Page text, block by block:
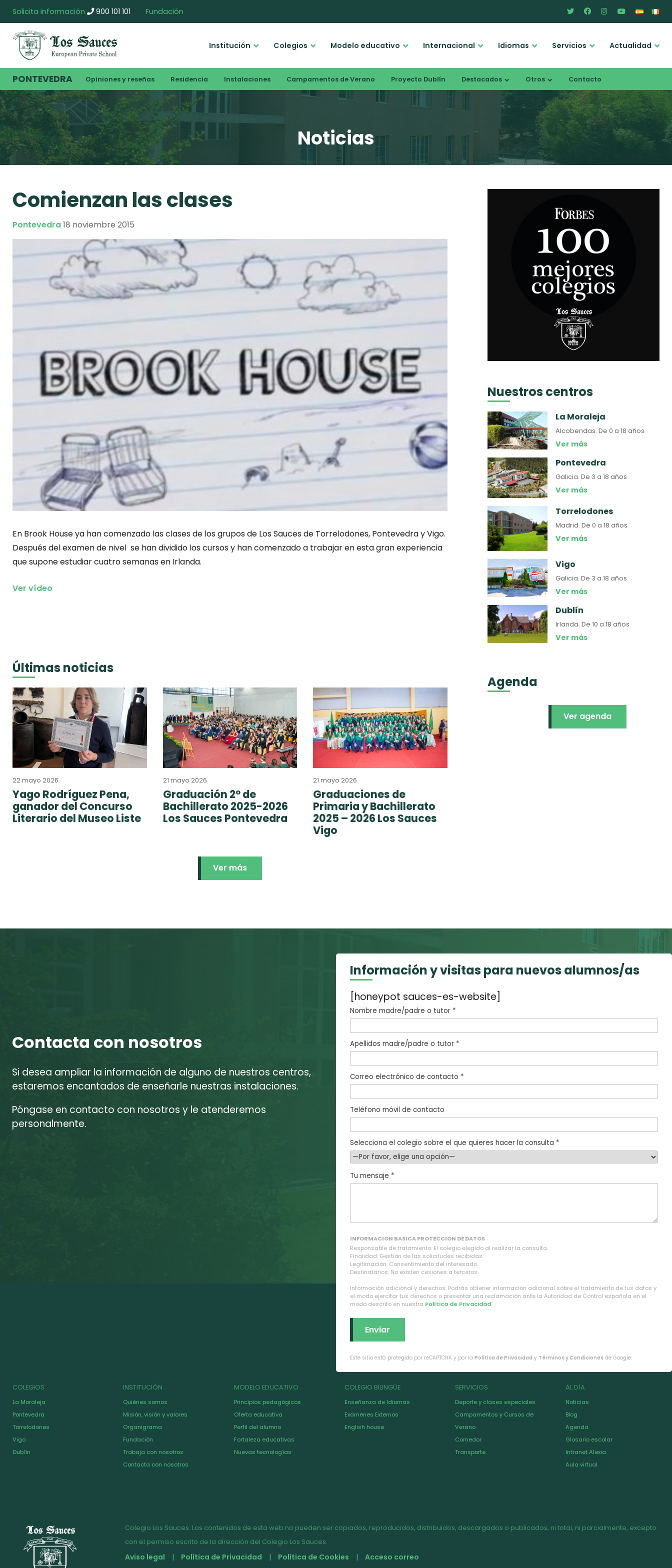
Solicita información 900 101 101 Fundación
Institución Colegios Modelo educativo Internacional Idiomas Servicios Actualidad
PONTEVEDRA Opiniones y reseñas Residencia Instalaciones Campamentos de Verano Proyecto Dublín Destacados Otros Contacto
Noticias
Comienzan las clases
Pontevedra18 noviembre 2015
En Brook House ya han comenzado las clases de los grupos de Los Sauces de Torrelodones, Pontevedra y Vigo.
Después del examen de nivel se han dividido los cursos y han comenzado a trabajar en esta gran experiencia
que supone estudiar cuatro semanas en Irlanda.
Ver vídeo
Últimas noticias
22 mayo 2026
Yago Rodríguez Pena,
ganador del Concurso
Literario del Museo Liste
21 mayo 2026
Graduación 2º de
Bachillerato 2025-2026
Los Sauces Pontevedra
21 mayo 2026
Graduaciones de
Primaria y Bachillerato
2025 – 2026 Los Sauces
Vigo
Ver más
Nuestros centros
La Moraleja
Alcobendas.De 0 a 18 años
Ver más
Pontevedra
Galicia.De 3 a 18 años
Ver más
Torrelodones
Madrid.De 0 a 18 años
Ver más
Vigo
Galicia.De 3 a 18 años
Ver más
Dublín
Irlanda.De 10 a 18 años
Ver más
Agenda
Ver agenda
Contacta con nosotros
Si desea ampliar la información de alguno de nuestros centros,
estaremos encantados de enseñarle nuestras instalaciones.
Póngase en contacto con nosotros y le atenderemos
personalmente.
Información y visitas para nuevos alumnos/as
[honeypot sauces-es-website]
Nombre madre/padre o tutor *
Apellidos madre/padre o tutor *
Correo electrónico de contacto *
Teléfono móvil de contacto
Selecciona el colegio sobre el que quieres hacer la consulta *
Tu mensaje *
INFORMACION BASICA PROTECCION DE DATOS
Responsable de tratamiento: El colegio elegido al realizar la consulta.
Finalidad: Gestión de las solicitudes recibidas.
Legitimación: Consentimiento del interesado.
Destinatarios: No existen cesiones a terceros.
Información adicional y derechos: Podrás obtener información adicional sobre el tratamiento de tus datos y
el modo ejercitar tus derechos o presentar una reclamación ante la Autoridad de Control española en el
modo descrito en nuestra Política de Privacidad.
Este sitio está protegido por reCAPTCHA y por la Política de Privacidad y Términos y Condiciones de Google.
COLEGIOS
La Moraleja
Pontevedra
Torrelodones
Vigo
Dublín
INSTITUCIÓN
Quiénes somos
Misión, visión y valores
Organigrama
Fundación
Trabaja con nosotros
Contacta con nosotros
MODELO EDUCATIVO
Principios pedagógicos
Oferta educativa
Perfil del alumno
Fortaleza educativas
Nuevas tecnologías
COLEGIO BILINGÜE
Enseñanza de Idiomas
Exámenes Externos
English house
SERVICIOS
Deporte y clases especiales
Campamentos y Cursos de
Verano
Comedor
Transporte
AL DÍA
Noticias
Blog
Agenda
Glosario escolar
Intranet Alexia
Aula virtual
Colegio Los Sauces. Los contenidos de esta web no pueden ser copiados, reproducidos, distribuidos, descargados o publicados, ni total, ni parcialmente, excepto
con el permiso escrito de la dirección del Colegio Los Sauces.
Aviso legal Política de Privacidad Política de Cookies Acceso correo